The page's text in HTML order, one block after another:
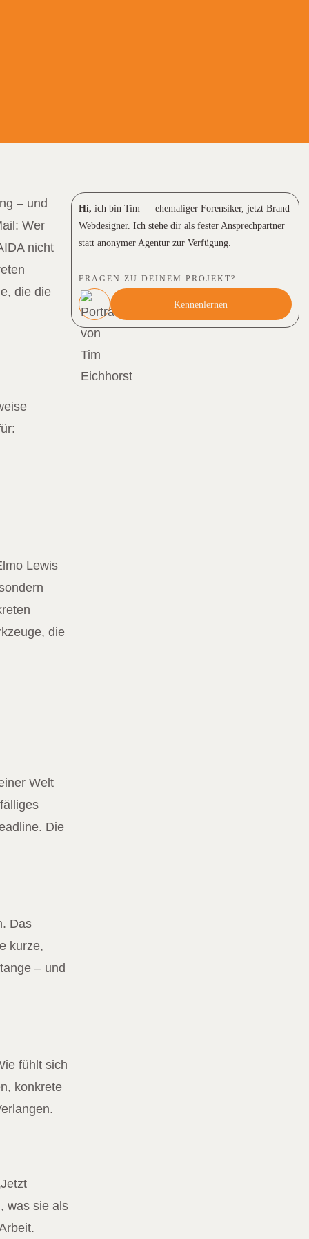
– und
Wer
nicht
die die
Lewis
die
Welt
Die
Das
kurze,
– und
fühlt sich
konkrete
was sie als
Hi, ich bin Tim — ehemaliger Forensiker, jetzt Brand
Webdesigner. Ich stehe dir als fester Ansprechpartner
statt anonymer Agentur zur Verfügung.
FRAGEN ZU DEINEM PROJEKT?
Kennenlernen